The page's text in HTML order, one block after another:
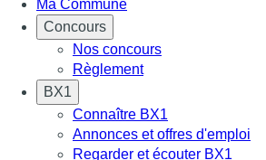
Ma Commune
Concours
Nos concours
Règlement
BX1
Connaître BX1
Annonces et offres d'emploi
Regarder et écouter BX1